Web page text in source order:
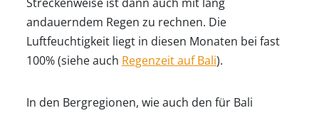
andauerndem Regen zu rechnen. Die
Luftfeuchtigkeit liegt in diesen Monaten bei fast
100% (siehe auch Regenzeit auf Bali).
In den Bergregionen, wie auch den für Bali